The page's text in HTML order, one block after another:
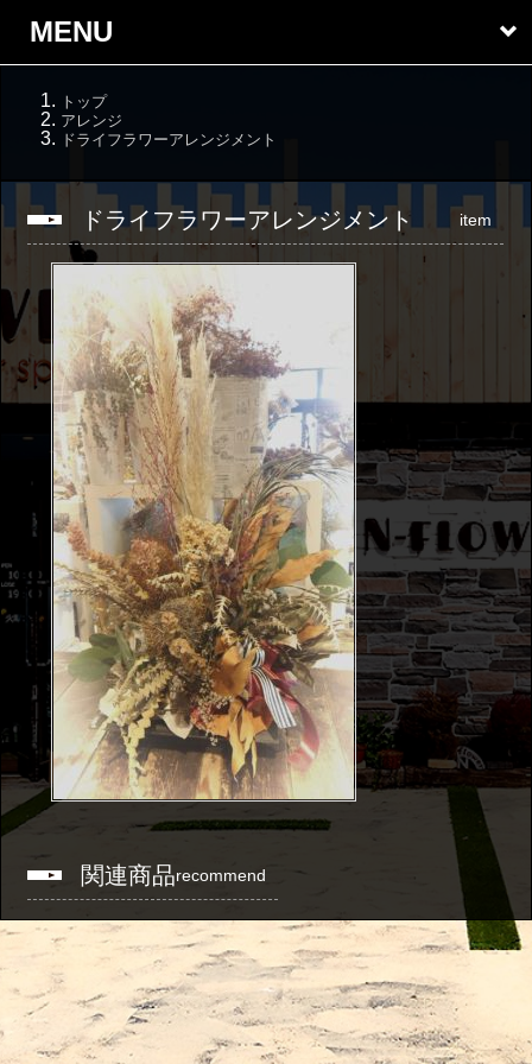
MENU
トップ
アレンジ
ドライフラワーアレンジメント
ドライフラワーアレンジメント item
関連商品recommend